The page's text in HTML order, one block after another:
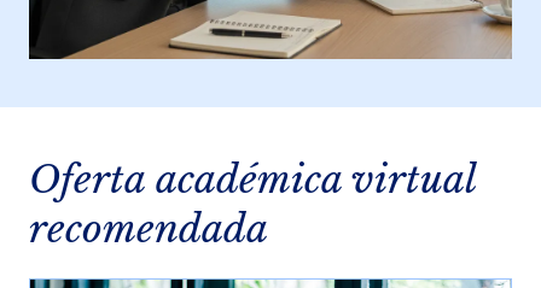
Oferta académica virtual
recomendada